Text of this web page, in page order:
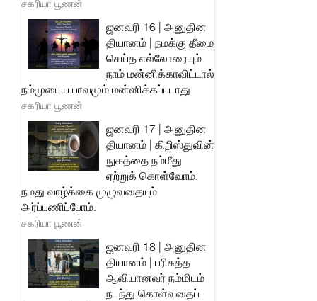
சகரியா பூணன்
ஜனவரி 16 | அனுதின
தியானம் | நமக்கு தீமை
செய்த எல்லோரையும்
நாம் மன்னிக்காவிட்டால்
நம்முடைய பாவமும் மன்னிக்கப்படாது
சகரியா பூணன்
ஜனவரி 17 | அனுதின
தியானம் | கிறிஸ்துவின்
நுகத்தை நம்மீது
ஏற்றுக் கொள்வோம்,
நமது வாழ்க்கை முழுவதையும்
அர்ப்பணிப்போம்.
சகரியா பூணன்
ஜனவரி 18 | அனுதின
தியானம் | பரிசுத்த
ஆவியானவர் நம்மிடம்
நடந்து கொள்வதைப்